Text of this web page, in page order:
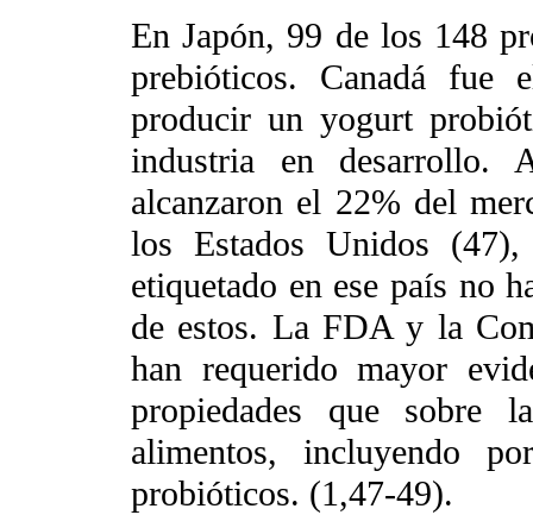
En Japón, 99 de los 148
prebióticos. Canadá fue
producir un yogurt
industria en desarrollo.
alcanzaron el 22% del
los Estados Unidos
etiquetado en ese país no
de estos. La FDA y la
han requerido mayor
propiedades que sobre
alimentos, incluyendo
probióticos. (1,47-49).